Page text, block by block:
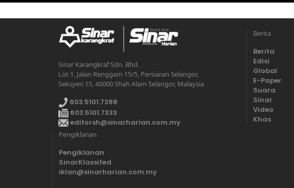
Sinar Karangkraf Sdn. Bhd.
Lot 1, Jalan Renggam 15/5, Persiaran Selangor,
Seksyen 15, 40000 Shah Alam Selangor, Malaysia
603.5101.7388
603.5101.7333
editorsh@sinarharian.com.my
Berita
Berita
Edisi
Global
E-Paper
Suara
Sinar
Video
Khas
Pengiklanan
Pengiklanan
SinarKlassifed
iklan@sinarharian.com.my